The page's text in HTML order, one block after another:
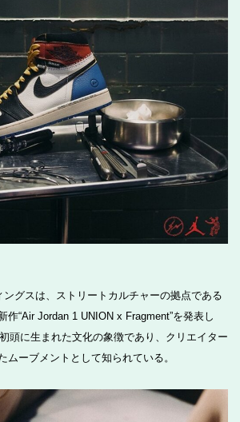
グスは、ストリートカルチャーの拠点である
作“Air Jordan 1 UNION x Fragment”を発表し
頭に生まれた文化の象徴であり、クリエイター
ムーブメントとして知られている。